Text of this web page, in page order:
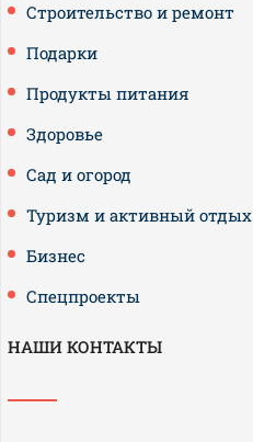
Строительство и ремонт
Подарки
Продукты питания
Здоровье
Сад и огород
Туризм и активный отдых
Бизнес
Спецпроекты
НАШИ КОНТАКТЫ